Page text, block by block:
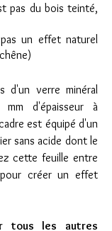
pas du bois teinté,
un effet naturel
d'un verre minéral
d'épaisseur à
est équipé d'un
sans acide dont le
cette feuille entre
créer un effet
tous les autres